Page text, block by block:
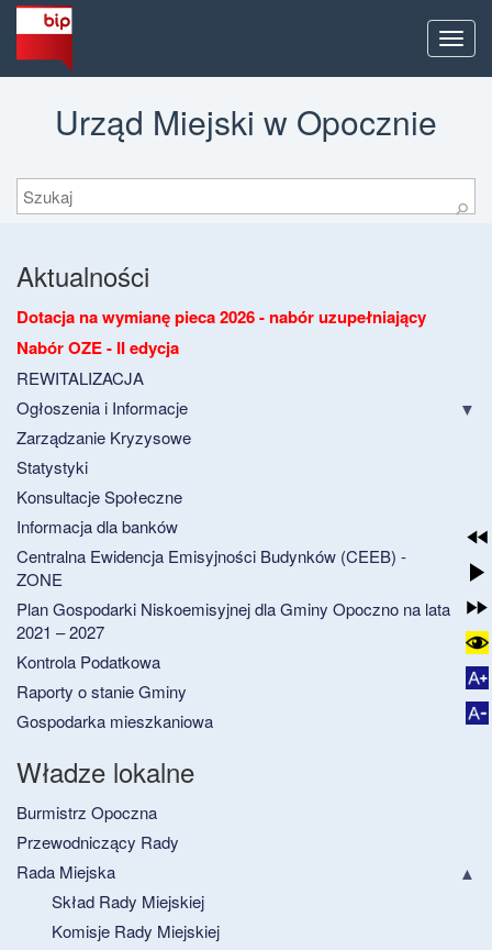
Menu
Urząd Miejski w Opocznie
Szukaj
⚲
Aktualności
Dotacja na wymianę pieca 2026 - nabór uzupełniający
Nabór OZE - II edycja
REWITALIZACJA
Ogłoszenia i Informacje
Zarządzanie Kryzysowe
Statystyki
Konsultacje Społeczne
Informacja dla banków
Centralna Ewidencja Emisyjności Budynków (CEEB) -
ZONE
Plan Gospodarki Niskoemisyjnej dla Gminy Opoczno na lata
2021 – 2027
Kontrola Podatkowa
Raporty o stanie Gminy
Gospodarka mieszkaniowa
Władze lokalne
Burmistrz Opoczna
Przewodniczący Rady
Rada Miejska
Skład Rady Miejskiej
Komisje Rady Miejskiej